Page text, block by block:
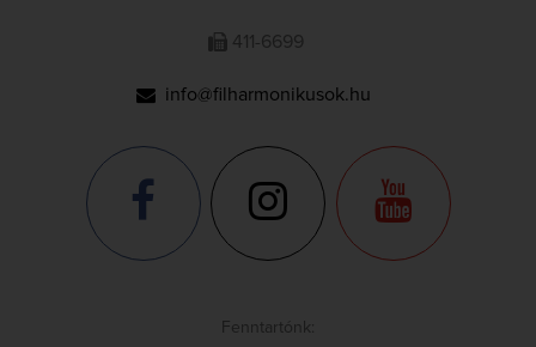
411-6699
info@filharmonikusok.hu
Fenntartónk: